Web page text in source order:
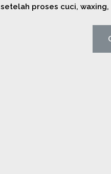
setelah proses cuci,